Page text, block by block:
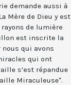
demande aussi à
Mère de Dieu y est
de lumière
est inscrite la
nous qui avons
qui ont
s’est répandue
Miraculeuse".